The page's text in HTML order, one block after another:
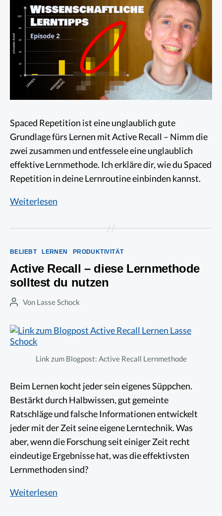
Studierende
Spaced Repetition ist eine unglaublich gute
Grundlage fürs Lernen mit Active Recall – Nimm die
zwei zusammen und entfessele eine unglaublich
effektive Lernmethode. Ich erkläre dir, wie du Spaced
Repetition in deine Lernroutine einbinden kannst.
Weiterlesen
Wie
alles
merken
kannst,
was
lernst
Kategorien
BELIEBT LERNEN PRODUKTIVITÄT
Active Recall – diese Lernmethode
solltest du nutzen
Beitragsautor
Von Lasse Schock
Link zum Blogpost: Active Recall Lernmethode
Beim Lernen kocht jeder sein eigenes Süppchen.
Bestärkt durch Halbwissen, gut gemeinte
Ratschläge und falsche Informationen entwickelt
jeder mit der Zeit seine eigene Lerntechnik. Was
aber, wenn die Forschung seit einiger Zeit recht
eindeutige Ergebnisse hat, was die effektivsten
Lernmethoden sind?
Weiterlesen